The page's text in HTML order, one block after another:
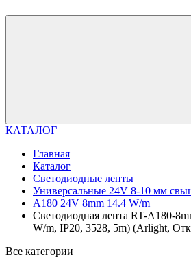
КАТАЛОГ
Главная
Каталог
Светодиодные ленты
Универсальные 24V 8-10 мм
A180 24V 8mm 14.4 W/m
Светодиодная лента RT-A180-
W/m, IP20, 3528, 5m) (Arlight,
Все категории